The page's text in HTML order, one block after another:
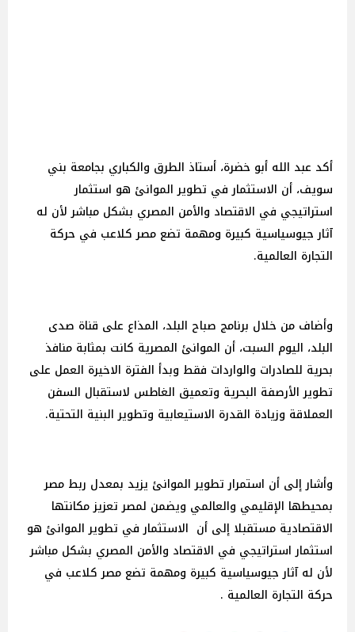
أكد عبد الله أبو خضرة، أستاذ الطرق والكباري بجامعة بني
سويف، أن الاستثمار في تطوير الموانئ هو استثمار
استراتيجي في الاقتصاد والأمن المصري بشكل مباشر لأن له
آثار جيوسياسية كبيرة ومهمة تضع مصر كلاعب في حركة
التجارة العالمية.
وأضاف من خلال برنامج صباح البلد، المذاع على قناة صدى
البلد، اليوم السبت، أن الموانئ المصرية كانت بمثابة منافذ
بحرية للصادرات والواردات فقط وبدأ الفترة الاخيرة العمل على
تطوير الأرصفة البحرية وتعميق الغاطس لاستقبال السفن
العملاقة وزيادة القدرة الاستيعابية وتطوير البنية التحتية.
وأشار إلى أن استمرار تطوير الموانئ يزيد بمعدل ربط مصر
بمحيطها الإقليمي والعالمي ويضمن لمصر تعزيز مكانتها
الاقتصادية مستقبلا إلى أن الاستثمار في تطوير الموانئ هو
استثمار استراتيجي في الاقتصاد والأمن المصري بشكل مباشر
لأن له آثار جيوسياسية كبيرة ومهمة تضع مصر كلاعب في
حركة التجارة العالمية .